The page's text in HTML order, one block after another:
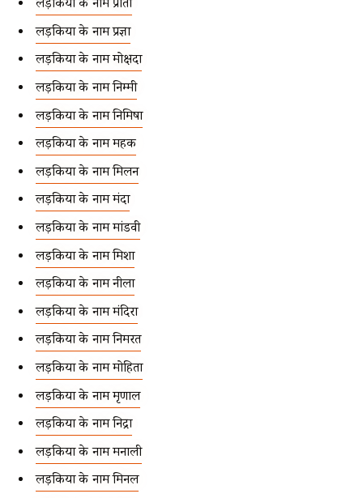
लड़कियों के नाम प्रीता
लड़कियों के नाम प्रज्ञा
लड़कियों के नाम मोक्षदा
लड़कियों के नाम निम्मी
लड़कियों के नाम निमिषा
लड़कियों के नाम महक
लड़कियों के नाम मिलन
लड़कियों के नाम मंदा
लड़कियों के नाम मांडवी
लड़कियों के नाम मिशा
लड़कियों के नाम नीला
लड़कियों के नाम मंदिरा
लड़कियों के नाम निमरत
लड़कियों के नाम मोहिता
लड़कियों के नाम मृणाल
लड़कियों के नाम निद्रा
लड़कियों के नाम मनाली
लड़कियों के नाम मिनल